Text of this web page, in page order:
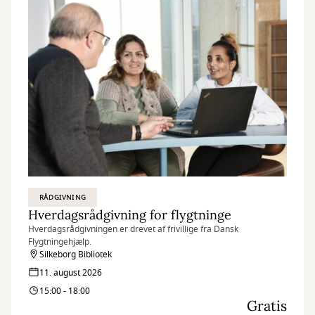
RÅDGIVNING
Hverdagsrådgivning for flygtninge
Hverdagsrådgivningen er drevet af frivillige fra Dansk
Flygtningehjælp.
Silkeborg Bibliotek
11. august 2026
15:00 - 18:00
Gratis